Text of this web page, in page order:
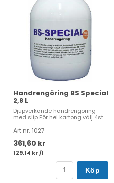
Handrengöring BS Special
2,8 L
Djupverkande handrengöring
med slip För hel kartong välj 4st
Art nr. 1027
361,60 kr
129,14 kr /l
Köp